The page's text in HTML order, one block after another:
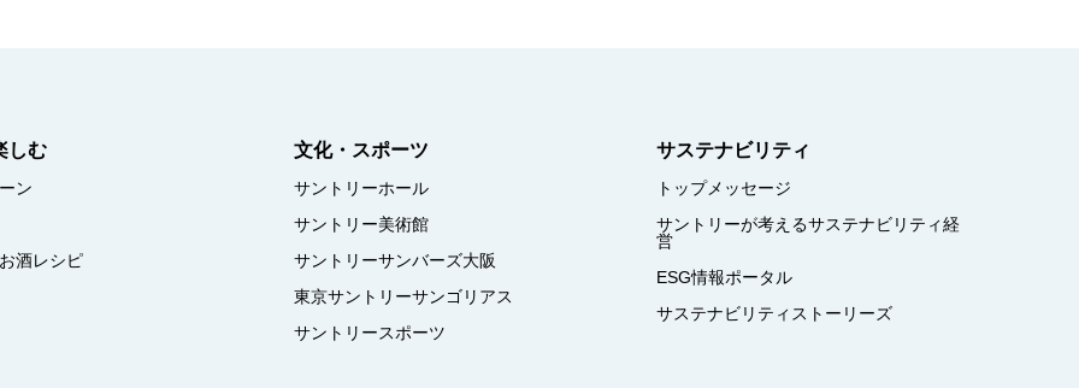
しむ
ン
酒レシピ
文化・スポーツ
サントリーホール
サントリー美術館
サントリーサンバーズ大阪
東京サントリーサンゴリアス
サントリースポーツ
サステナビリティ
トップメッセージ
サントリーが考えるサステナビリティ経
営
ESG情報ポータル
サステナビリティストーリーズ